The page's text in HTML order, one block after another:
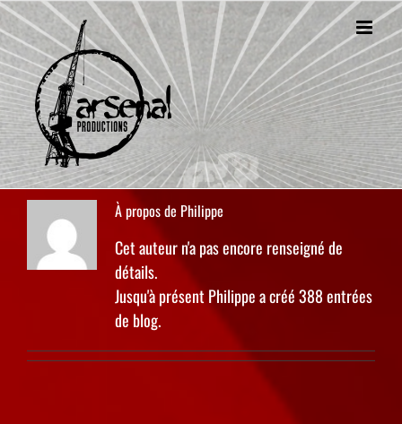
Passer
au
contenu
À propos de Philippe
Cet auteur n'a pas encore renseigné de
détails.
Jusqu'à présent Philippe a créé 388 entrées
de blog.